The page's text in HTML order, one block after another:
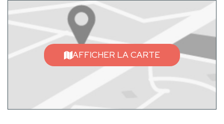
AFFICHER LA CARTE